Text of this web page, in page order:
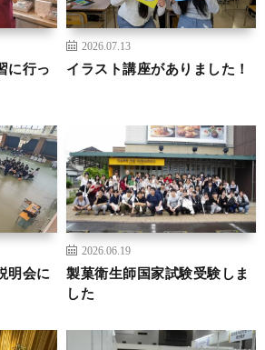
に行っ
2026.07.13
イラスト講座がありました！
明会に
2026.06.19
製菓衛生師国家試験受験しま
した